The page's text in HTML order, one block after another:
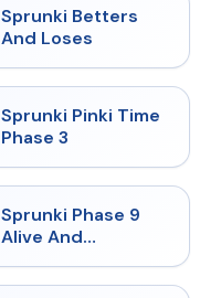
★
Sprunki Betters
And Loses
★ 4.9
Sprunki Pinki Time
Phase 3
★
Sprunki Phase 9
Alive And